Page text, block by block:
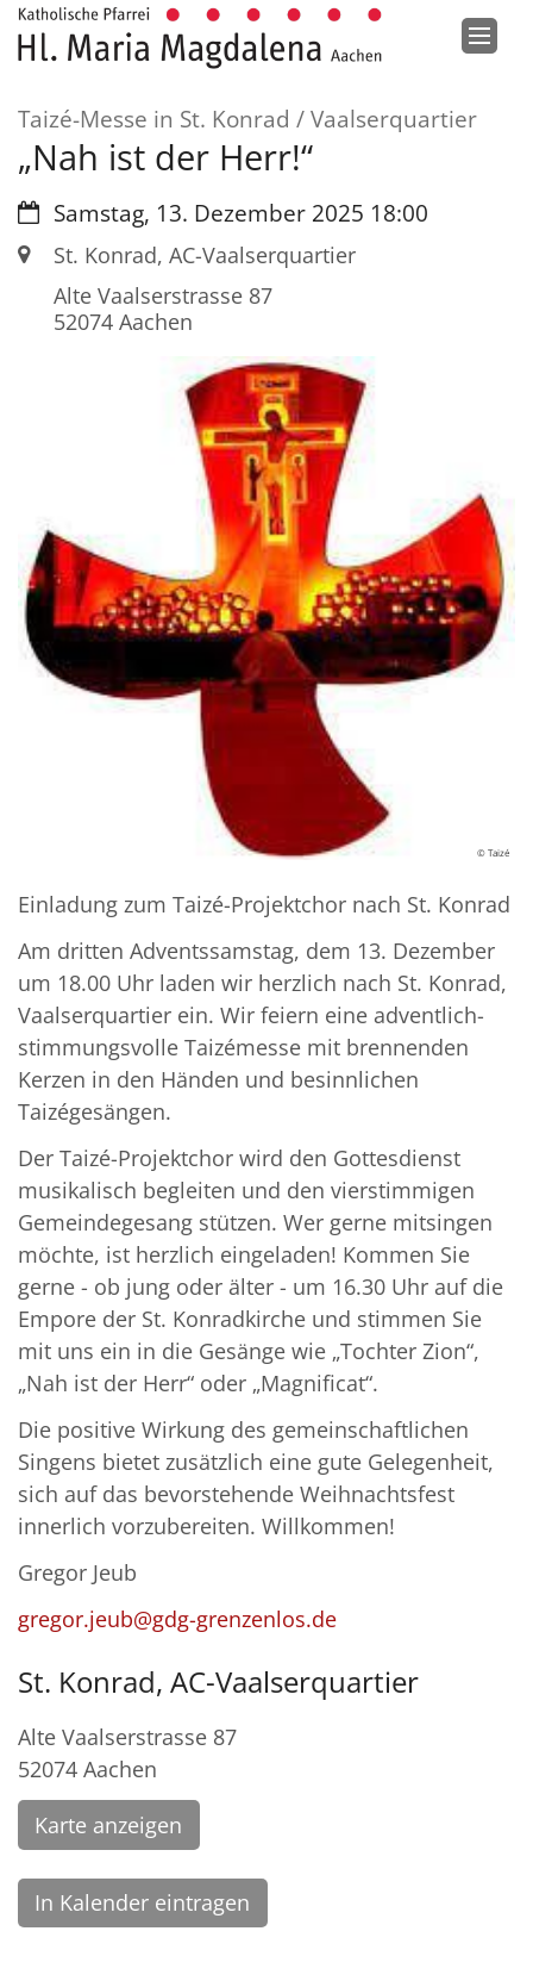
Zum Inhalt springen
Taizé-Messe in St. Konrad / Vaalserquartier:
„Nah ist der Herr!“
Datum:Samstag, 13. Dezember 2025 18:00
Ort: St. Konrad, AC-Vaalserquartier
Alte Vaalserstrasse 87
52074 Aachen
© Taizé
Einladung zum Taizé-Projektchor nach St. Konrad
Am dritten Adventssamstag, dem 13. Dezember
um 18.00 Uhr laden wir herzlich nach St. Konrad,
Vaalserquartier ein. Wir feiern eine adventlich-
stimmungsvolle Taizémesse mit brennenden
Kerzen in den Händen und besinnlichen
Taizégesängen.
Der Taizé-Projektchor wird den Gottesdienst
musikalisch begleiten und den vierstimmigen
Gemeindegesang stützen. Wer gerne mitsingen
möchte, ist herzlich eingeladen! Kommen Sie
gerne - ob jung oder älter - um 16.30 Uhr auf die
Empore der St. Konradkirche und stimmen Sie
mit uns ein in die Gesänge wie „Tochter Zion“,
„Nah ist der Herr“ oder „Magnificat“.
Die positive Wirkung des gemeinschaftlichen
Singens bietet zusätzlich eine gute Gelegenheit,
sich auf das bevorstehende Weihnachtsfest
innerlich vorzubereiten. Willkommen!
Gregor Jeub
gregor.jeub@gdg-grenzenlos.de
St. Konrad, AC-Vaalserquartier
Alte Vaalserstrasse 87
52074 Aachen
Karte anzeigen
In Kalender eintragen